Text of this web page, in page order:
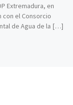
Extremadura, en
con el Consorcio
de Agua de la […]